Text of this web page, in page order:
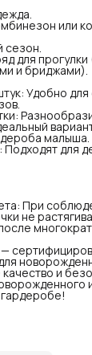
или
сезон.
для прогулки
и бриджами).
Удобно
малыша.
для
При
не
и